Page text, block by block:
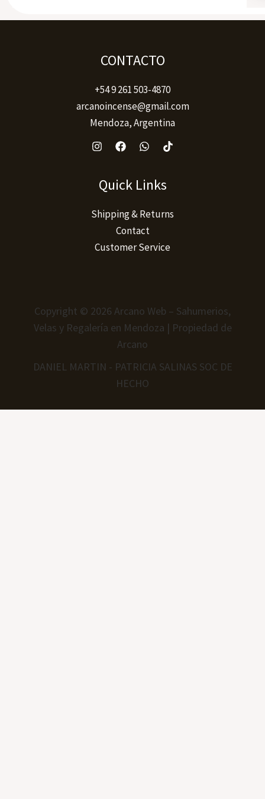
CONTACTO
+54 9 261 503-4870
arcanoincense@gmail.com
Mendoza, Argentina
Quick Links
Shipping & Returns
Contact
Customer Service
Copyright © 2026 Arcano Web – Sahumerios,
Velas y Regalería en Mendoza | Propiedad de
Arcano
DANIEL MARTIN - PATRICIA SALINAS SOC DE
HECHO